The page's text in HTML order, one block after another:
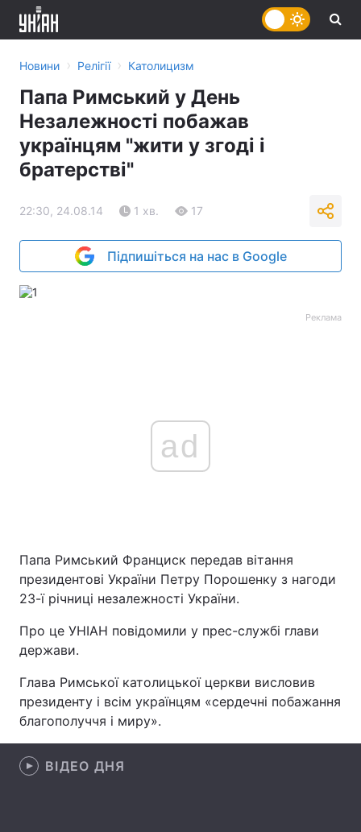
Новини › Релігії › Католицизм
Папа Римський у День
Незалежності побажав
українцям "жити у згоді і
братерстві"
22:30, 24.08.14 1 хв. 17
Підпишіться на нас в Google
Реклама
ad
Папа Римський Франциск передав вітання
президентові України Петру Порошенку з нагоди
23-ї річниці незалежності України.
Про це УНІАН повідомили у прес-службі глави
держави.
Глава Римської католицької церкви висловив
президенту і всім українцям «сердечні побажання
благополуччя і миру».
ВІДЕО ДНЯ